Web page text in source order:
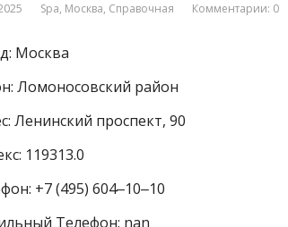
Spa, Москва, Справочная Комментарии: 0
Москва
Ломоносовский район
Ленинский проспект, 90
119313.0
+7 (495) 604‒10‒10
Телефон: nan